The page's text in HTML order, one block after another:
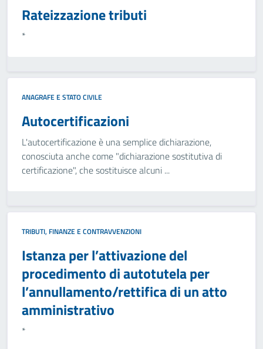
Rateizzazione tributi
*
ANAGRAFE E STATO CIVILE
Autocertificazioni
L'autocertificazione è una semplice dichiarazione,
conosciuta anche come "dichiarazione sostitutiva di
certificazione", che sostituisce alcuni ...
TRIBUTI, FINANZE E CONTRAVVENZIONI
Istanza per l’attivazione del
procedimento di autotutela per
l’annullamento/rettifica di un atto
amministrativo
*